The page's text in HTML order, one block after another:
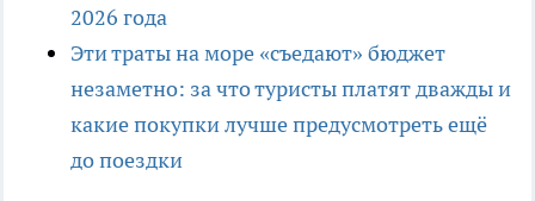
2026 года
Эти траты на море «съедают» бюджет
незаметно: за что туристы платят дважды и
какие покупки лучше предусмотреть ещё
до поездки